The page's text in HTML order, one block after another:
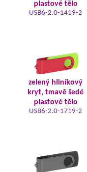
plastové tělo
USB6-2.0-1419-2
zelený hliníkový
kryt, tmavě šedé
plastové tělo
USB6-2.0-1719-2